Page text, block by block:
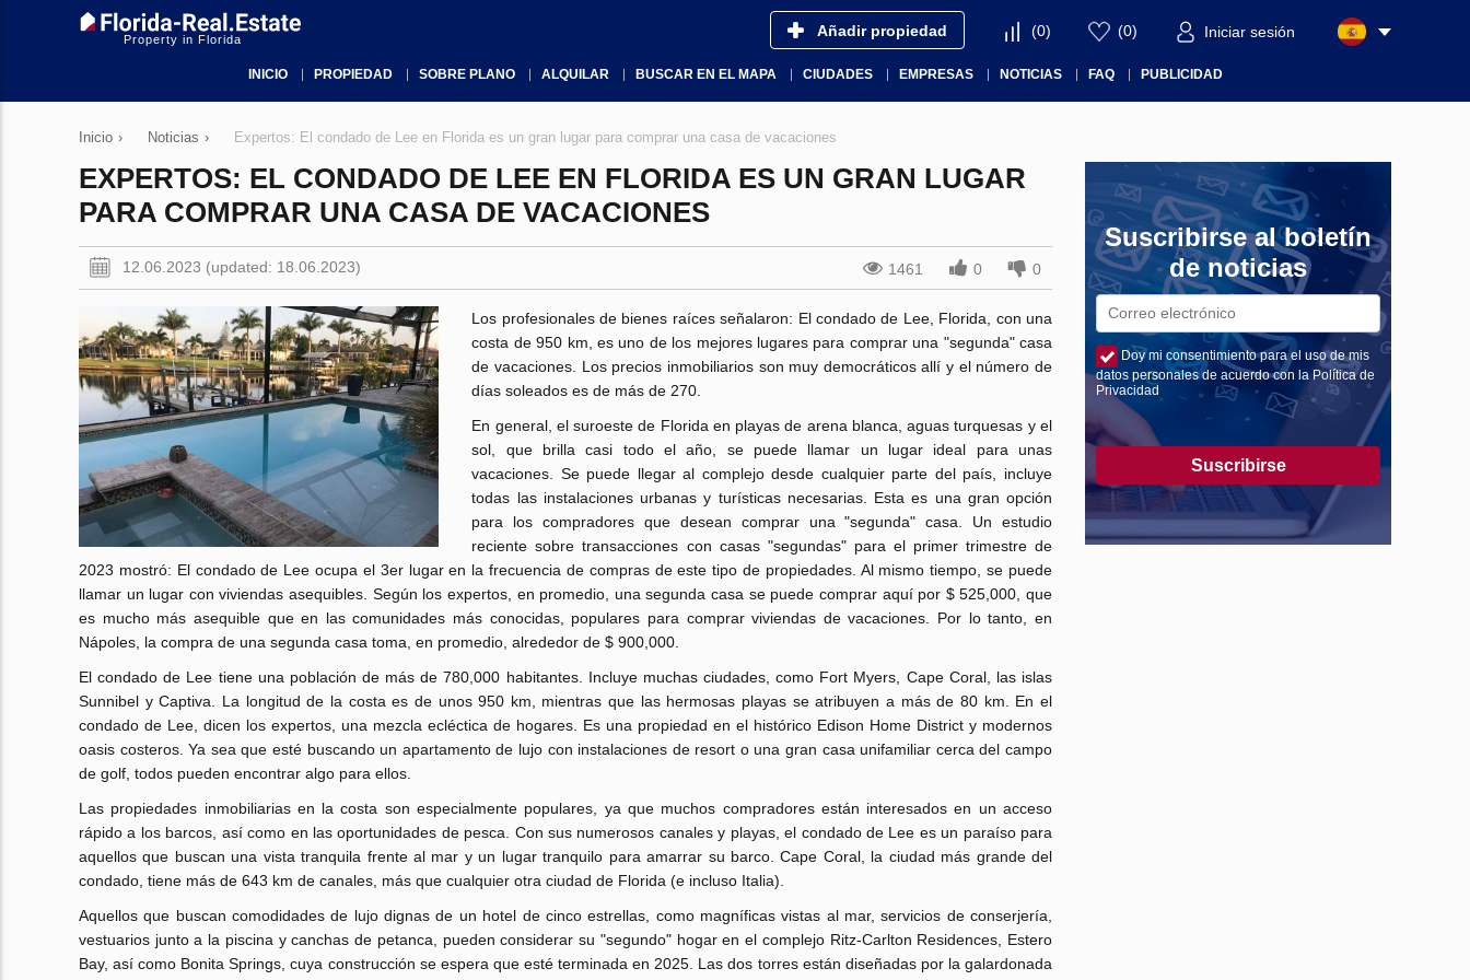
Property in Florida Añadir propiedad (0) (0) Iniciar sesión
INICIO PROPIEDAD SOBRE PLANO ALQUILAR BUSCAR EN EL MAPA CIUDADES EMPRESAS NOTICIAS FAQ PUBLICIDAD
Inicio › Noticias › Expertos: El condado de Lee en Florida es un gran lugar para comprar una casa de vacaciones
EXPERTOS: EL CONDADO DE LEE EN FLORIDA ES UN GRAN LUGAR
PARA COMPRAR UNA CASA DE VACACIONES
12.06.2023 (updated: 18.06.2023) 1461 0 0
Los profesionales de bienes raíces señalaron: El condado de Lee, Florida, con una
costa de 950 km, es uno de los mejores lugares para comprar una "segunda" casa
de vacaciones. Los precios inmobiliarios son muy democráticos allí y el número de
días soleados es de más de 270.
En general, el suroeste de Florida en playas de arena blanca, aguas turquesas y el
sol, que brilla casi todo el año, se puede llamar un lugar ideal para unas
vacaciones. Se puede llegar al complejo desde cualquier parte del país, incluye
todas las instalaciones urbanas y turísticas necesarias. Esta es una gran opción
para los compradores que desean comprar una "segunda" casa. Un estudio
reciente sobre transacciones con casas "segundas" para el primer trimestre de
2023 mostró: El condado de Lee ocupa el 3er lugar en la frecuencia de compras de este tipo de propiedades. Al mismo tiempo, se puede
llamar un lugar con viviendas asequibles. Según los expertos, en promedio, una segunda casa se puede comprar aquí por $ 525,000, que
es mucho más asequible que en las comunidades más conocidas, populares para comprar viviendas de vacaciones. Por lo tanto, en
Nápoles, la compra de una segunda casa toma, en promedio, alrededor de $ 900,000.
El condado de Lee tiene una población de más de 780,000 habitantes. Incluye muchas ciudades, como Fort Myers, Cape Coral, las islas
Sunnibel y Captiva. La longitud de la costa es de unos 950 km, mientras que las hermosas playas se atribuyen a más de 80 km. En el
condado de Lee, dicen los expertos, una mezcla ecléctica de hogares. Es una propiedad en el histórico Edison Home District y modernos
oasis costeros. Ya sea que esté buscando un apartamento de lujo con instalaciones de resort o una gran casa unifamiliar cerca del campo
de golf, todos pueden encontrar algo para ellos.
Las propiedades inmobiliarias en la costa son especialmente populares, ya que muchos compradores están interesados en un acceso
rápido a los barcos, así como en las oportunidades de pesca. Con sus numerosos canales y playas, el condado de Lee es un paraíso para
aquellos que buscan una vista tranquila frente al mar y un lugar tranquilo para amarrar su barco. Cape Coral, la ciudad más grande del
condado, tiene más de 643 km de canales, más que cualquier otra ciudad de Florida (e incluso Italia).
Aquellos que buscan comodidades de lujo dignas de un hotel de cinco estrellas, como magníficas vistas al mar, servicios de conserjería,
vestuarios junto a la piscina y canchas de petanca, pueden considerar su "segundo" hogar en el complejo Ritz-Carlton Residences, Estero
Bay, así como Bonita Springs, cuya construcción se espera que esté terminada en 2025. Las dos torres están diseñadas por la galardonada
Suscribirse al boletín
de noticias
Doy mi consentimiento para el uso de mis
datos personales de acuerdo con la Política de
Privacidad
Suscribirse